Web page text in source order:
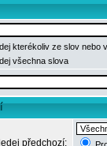
kterékoliv ze slov nebo
všechna slova
předchozí: